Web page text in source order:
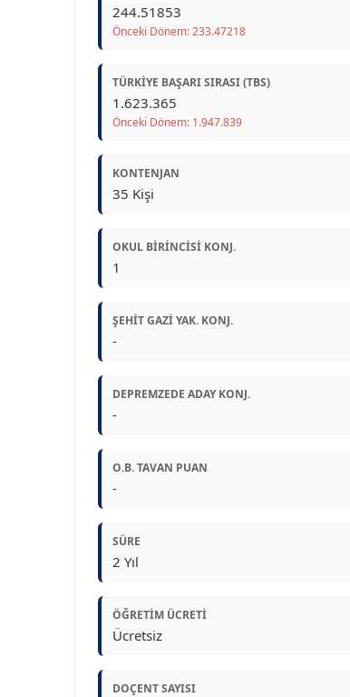
244.51853
Önceki Dönem: 233.47218
TÜRKIYE BAŞARI SIRASI (TBS)
1.623.365
Önceki Dönem: 1.947.839
KONTENJAN
35 Kişi
OKUL BIRINCISI KONJ.
1
ŞEHIT GAZI YAK. KONJ.
-
DEPREMZEDE ADAY KONJ.
-
O.B. TAVAN PUAN
-
SÜRE
2 Yıl
ÖĞRETIM ÜCRETI
Ücretsiz
DOÇENT SAYISI